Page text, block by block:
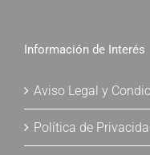
Información de Interés
Aviso Legal y
Política de